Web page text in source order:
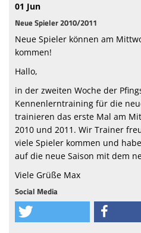
Passwesen
01 Jun
Neue Spieler 2010/2011
Neue Spieler können am
kommen!
Hallo,
in der zweiten Woche der
Kennenlerntraining für die
trainieren das erste Mal am
2010 und 2011. Wir Trainer
viele Spieler kommen und
auf die neue Saison mit dem
Viele Grüße Max
Social Media